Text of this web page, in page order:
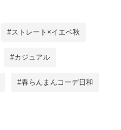
#ストレート×イエベ秋
#カジュアル
#春らんまんコーデ日和